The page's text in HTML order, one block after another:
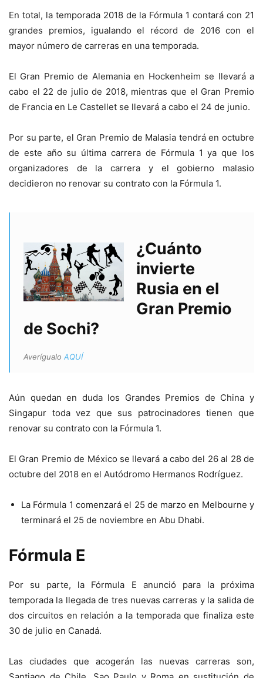
En total, la temporada 2018 de la Fórmula 1 contará con 21
grandes premios, igualando el récord de 2016 con el
mayor número de carreras en una temporada.
El Gran Premio de Alemania en Hockenheim se llevará a
cabo el 22 de julio de 2018, mientras que el Gran Premio
de Francia en Le Castellet se llevará a cabo el 24 de junio.
Por su parte, el Gran Premio de Malasia tendrá en octubre
de este año su última carrera de Fórmula 1 ya que los
organizadores de la carrera y el gobierno malasio
decidieron no renovar su contrato con la Fórmula 1.
¿Cuánto
invierte
Rusia en el
Gran Premio
de Sochi?
Averígualo AQUÍ
Aún quedan en duda los Grandes Premios de China y
Singapur toda vez que sus patrocinadores tienen que
renovar su contrato con la Fórmula 1.
El Gran Premio de México se llevará a cabo del 26 al 28 de
octubre del 2018 en el Autódromo Hermanos Rodríguez.
La Fórmula 1 comenzará el 25 de marzo en Melbourne y
terminará el 25 de noviembre en Abu Dhabi.
Fórmula E
Por su parte, la Fórmula E anunció para la próxima
temporada la llegada de tres nuevas carreras y la salida de
dos circuitos en relación a la temporada que finaliza este
30 de julio en Canadá.
Las ciudades que acogerán las nuevas carreras son,